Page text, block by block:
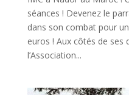
séances ! Devenez le
dans son combat pour
euros ! Aux côtés de ses
l’Association...